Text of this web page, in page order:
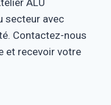
ALU
secteur avec
Contactez-nous
et recevoir votre